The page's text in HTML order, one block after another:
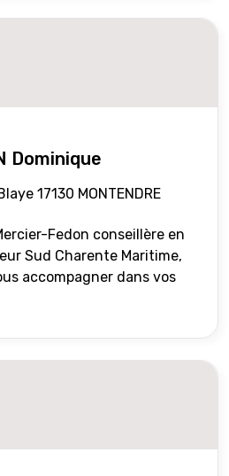
Dominique
17130 MONTENDRE
Fedon conseillère en
Sud Charente Maritime,
accompagner dans vos